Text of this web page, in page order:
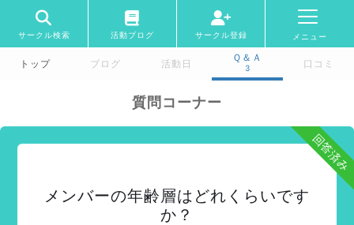
サークル検索 活動ブログ サークル登録 メニュー
トップ ブログ 活動日
Ｑ＆Ａ
3 口コミ
質問コーナー
回答済み
メンバーの年齢層はどれくらいです
か？